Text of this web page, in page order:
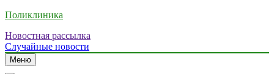
Поликлиника
Новостная рассылка
Случайные новости
Меню